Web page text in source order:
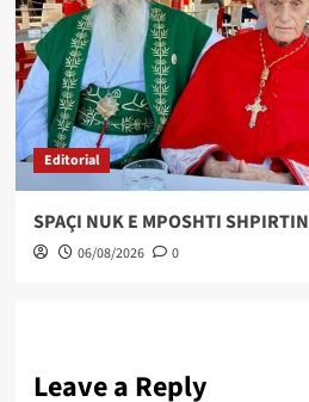
Editorial
SPAÇI NUK E MPOSHTI SHPIRTIN
06/08/2026 0
Leave a Reply